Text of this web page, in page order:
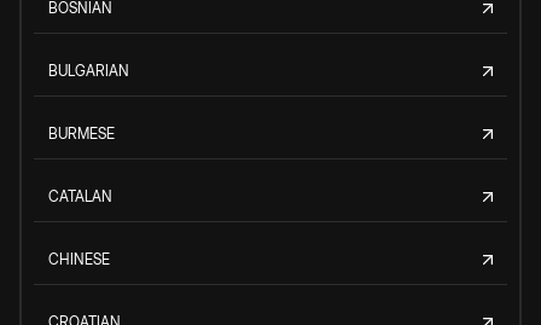
BOSNIAN
BULGARIAN
BURMESE
CATALAN
CHINESE